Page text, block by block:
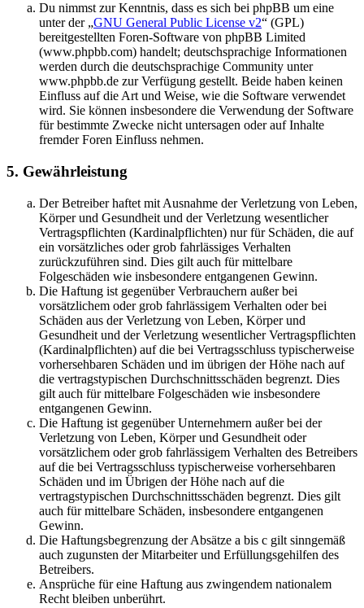
Du nimmst zur Kenntnis, dass es sich bei phpBB um eine
unter der „GNU General Public License v2“ (GPL)
bereitgestellten Foren-Software von phpBB Limited
(www.phpbb.com) handelt; deutschsprachige Informationen
werden durch die deutschsprachige Community unter
www.phpbb.de zur Verfügung gestellt. Beide haben keinen
Einfluss auf die Art und Weise, wie die Software verwendet
wird. Sie können insbesondere die Verwendung der Software
für bestimmte Zwecke nicht untersagen oder auf Inhalte
fremder Foren Einfluss nehmen.
5. Gewährleistung
Der Betreiber haftet mit Ausnahme der Verletzung von Leben,
Körper und Gesundheit und der Verletzung wesentlicher
Vertragspflichten (Kardinalpflichten) nur für Schäden, die auf
ein vorsätzliches oder grob fahrlässiges Verhalten
zurückzuführen sind. Dies gilt auch für mittelbare
Folgeschäden wie insbesondere entgangenen Gewinn.
Die Haftung ist gegenüber Verbrauchern außer bei
vorsätzlichem oder grob fahrlässigem Verhalten oder bei
Schäden aus der Verletzung von Leben, Körper und
Gesundheit und der Verletzung wesentlicher Vertragspflichten
(Kardinalpflichten) auf die bei Vertragsschluss typischerweise
vorhersehbaren Schäden und im übrigen der Höhe nach auf
die vertragstypischen Durchschnittsschäden begrenzt. Dies
gilt auch für mittelbare Folgeschäden wie insbesondere
entgangenen Gewinn.
Die Haftung ist gegenüber Unternehmern außer bei der
Verletzung von Leben, Körper und Gesundheit oder
vorsätzlichem oder grob fahrlässigem Verhalten des Betreibers
auf die bei Vertragsschluss typischerweise vorhersehbaren
Schäden und im Übrigen der Höhe nach auf die
vertragstypischen Durchschnittsschäden begrenzt. Dies gilt
auch für mittelbare Schäden, insbesondere entgangenen
Gewinn.
Die Haftungsbegrenzung der Absätze a bis c gilt sinngemäß
auch zugunsten der Mitarbeiter und Erfüllungsgehilfen des
Betreibers.
Ansprüche für eine Haftung aus zwingendem nationalem
Recht bleiben unberührt.